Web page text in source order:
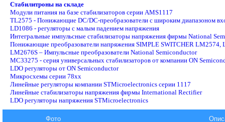
Стабилитроны на складе
Модули питания на базе стабилизаторов серии AMS1117
TL2575 - Понижающие DC/DC-преобразователи с широким диапазоном
LD1086 - регуляторы с малым падением напряжения
Интегральные импульсные стабилизаторы напряжения фирмы National
Понижающие преобразователи напряжения SIMPLE SWITCHER
LM2676S – Импульсные преобразователи National Semiconductor
MC33275 - серия универсальных стабилизаторов от компании ON
LDO регуляторы от ON Semiconductor
Микросхемы серии 78xx
Линейные регуляторы компании STMicroelectronics серии 1117
Линейные стабилизаторы напряжения фирмы International Rectifier
LDO регуляторы напряжения STMicroelectronics
Фото